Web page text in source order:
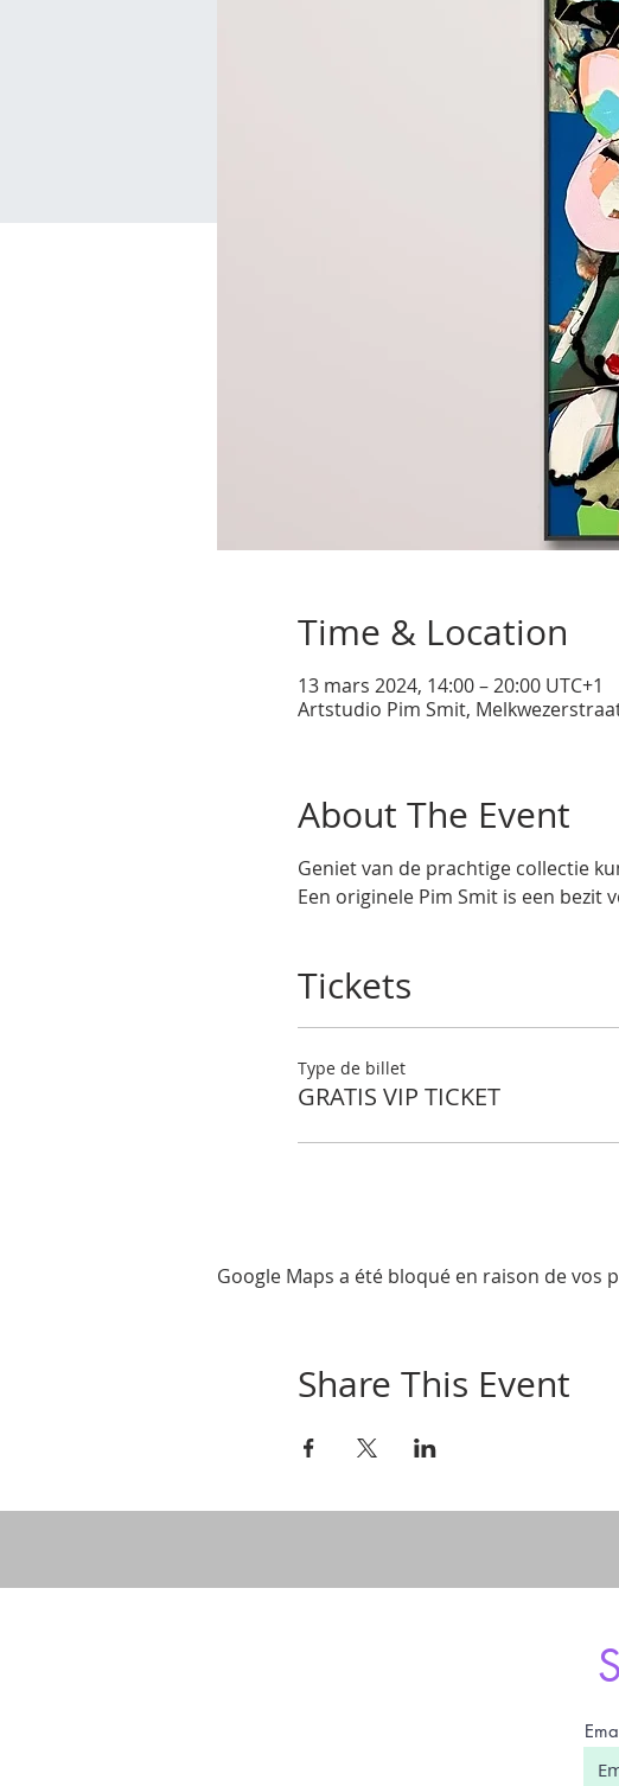
Time & Location
13 mars 2024, 14:00 – 20:00 UTC+1
Artstudio Pim Smit,
About The Event
Geniet van de prachtige collectie
Een originele Pim Smit is een bezit
Tickets
Type de billet
GRATIS VIP TICKET
Google Maps a été bloqué en raison de
Share This Event